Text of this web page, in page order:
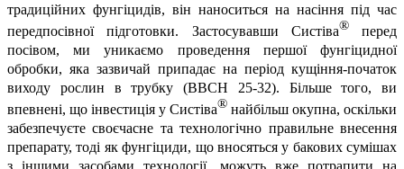
традиційних фунгіцидів, він наноситься на насіння під час
передпосівної підготовки. Застосувавши Систіва®перед
посівом, ми уникаємо проведення першої фунгіцидної
обробки, яка зазвичай припадає на період кущіння-початок
виходу рослин в трубку (ВВСН 25-32). Більше того, ви
впевнені, що інвестиція у Систіва® найбільш окупна, оскільки
забезпечуєте своєчасне та технологічно правильне внесення
препарату, тоді як фунгіциди, що вносяться у бакових сумішах
з іншими засобами технології, можуть вже потрапити на